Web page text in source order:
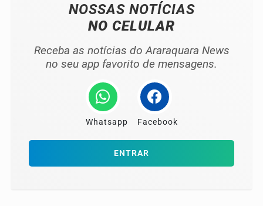
NOSSAS NOTÍCIAS
NO CELULAR
Receba as notícias do Araraquara News
no seu app favorito de mensagens.
Whatsapp Facebook
ENTRAR